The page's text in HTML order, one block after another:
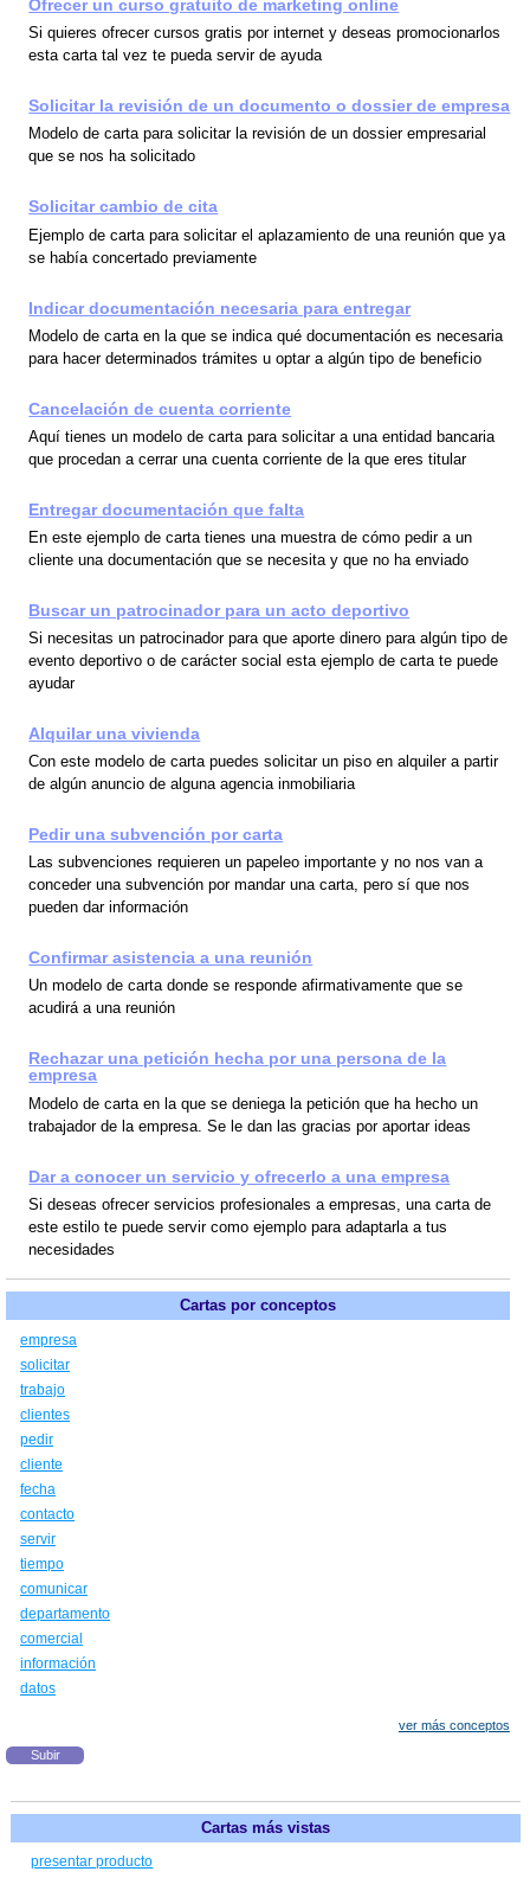
Ofrecer un curso gratuito de marketing online
Si quieres ofrecer cursos gratis por internet y deseas promocionarlos
esta carta tal vez te pueda servir de ayuda
Solicitar la revisión de un documento o dossier de empresa
Modelo de carta para solicitar la revisión de un dossier empresarial
que se nos ha solicitado
Solicitar cambio de cita
Ejemplo de carta para solicitar el aplazamiento de una reunión que ya
se había concertado previamente
Indicar documentación necesaria para entregar
Modelo de carta en la que se indica qué documentación es necesaria
para hacer determinados trámites u optar a algún tipo de beneficio
Cancelación de cuenta corriente
Aquí tienes un modelo de carta para solicitar a una entidad bancaria
que procedan a cerrar una cuenta corriente de la que eres titular
Entregar documentación que falta
En este ejemplo de carta tienes una muestra de cómo pedir a un
cliente una documentación que se necesita y que no ha enviado
Buscar un patrocinador para un acto deportivo
Si necesitas un patrocinador para que aporte dinero para algún tipo de
evento deportivo o de carácter social esta ejemplo de carta te puede
ayudar
Alquilar una vivienda
Con este modelo de carta puedes solicitar un piso en alquiler a partir
de algún anuncio de alguna agencia inmobiliaria
Pedir una subvención por carta
Las subvenciones requieren un papeleo importante y no nos van a
conceder una subvención por mandar una carta, pero sí que nos
pueden dar información
Confirmar asistencia a una reunión
Un modelo de carta donde se responde afirmativamente que se
acudirá a una reunión
Rechazar una petición hecha por una persona de la
empresa
Modelo de carta en la que se deniega la petición que ha hecho un
trabajador de la empresa. Se le dan las gracias por aportar ideas
Dar a conocer un servicio y ofrecerlo a una empresa
Si deseas ofrecer servicios profesionales a empresas, una carta de
este estilo te puede servir como ejemplo para adaptarla a tus
necesidades
Cartas por conceptos
empresa
solicitar
trabajo
clientes
pedir
cliente
fecha
contacto
servir
tiempo
comunicar
departamento
comercial
información
datos
ver más conceptos
Subir
Cartas más vistas
presentar producto